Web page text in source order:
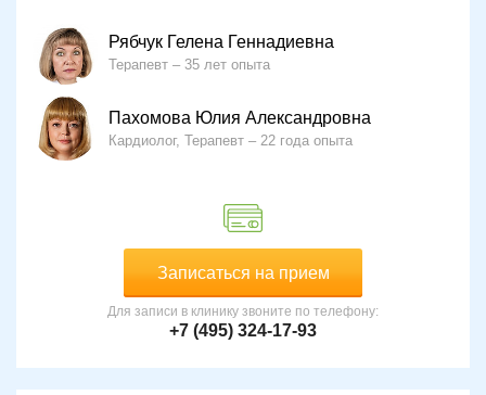
Рябчук Гелена Геннадиевна
Терапевт 35 лет опыта
Пахомова Юлия Александровна
Кардиолог, Терапевт 22 года опыта
Записаться на прием
Для записи в клинику звоните по телефону:
+7 (495) 324-17-93